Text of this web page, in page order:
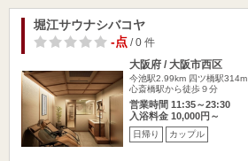
堀江サウナシバコヤ
-点/ 0 件
大阪府 / 大阪市西区
今池駅2.99km 四ツ橋駅314m
心斎橋駅から徒歩９分
営業時間 11:35～23:30
入浴料金 10,000円～
日帰り カップル